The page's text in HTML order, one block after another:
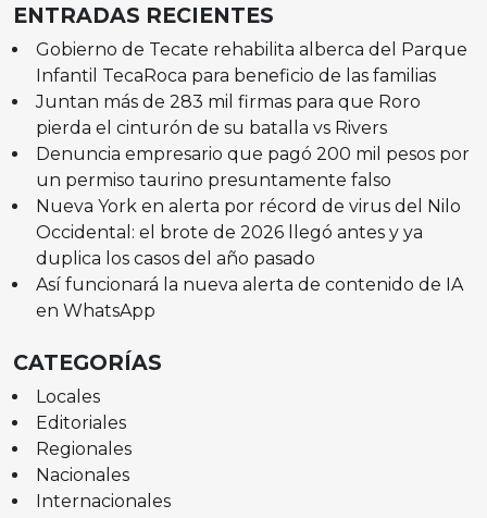
ENTRADAS RECIENTES
Gobierno de Tecate rehabilita alberca del Parque
Infantil TecaRoca para beneficio de las familias
Juntan más de 283 mil firmas para que Roro
pierda el cinturón de su batalla vs Rivers
Denuncia empresario que pagó 200 mil pesos por
un permiso taurino presuntamente falso
Nueva York en alerta por récord de virus del Nilo
Occidental: el brote de 2026 llegó antes y ya
duplica los casos del año pasado
Así funcionará la nueva alerta de contenido de IA
en WhatsApp
CATEGORÍAS
Locales
Editoriales
Regionales
Nacionales
Internacionales